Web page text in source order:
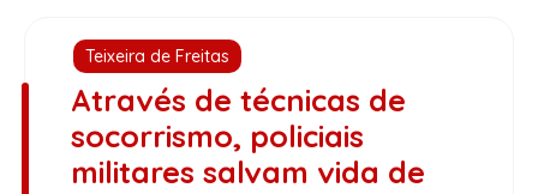
Teixeira de Freitas
Através de técnicas de
socorrismo, policiais
militares salvam vida de